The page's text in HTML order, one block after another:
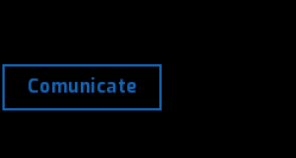
Comunicate